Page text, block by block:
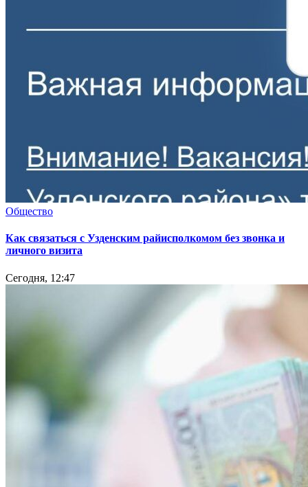
Общество
Как связаться с Узденским райисполкомом без звонка и
личного визита
Сегодня, 12:47